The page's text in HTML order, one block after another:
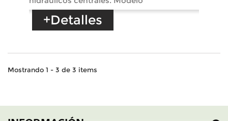
+Detalles
Mostrando 1 - 3 de 3 items